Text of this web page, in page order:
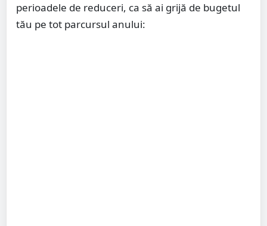
perioadele de reduceri, ca să ai grijă de bugetul
tău pe tot parcursul anului: